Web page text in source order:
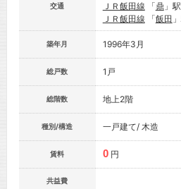
交通
ＪＲ飯田線 「鼎 」
ＪＲ飯田線 「飯田
築年月 1996年3月
総戸数 1戸
総階数 地上2階
種別/構造 一戸建て/ 木造
賃料 0 円
共益費